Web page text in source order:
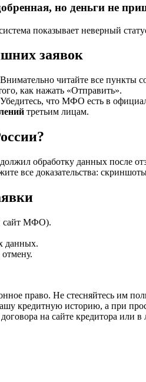
но деньги не
показывает неверный
заявок
Внимательно читайте все пункты
как нажать «Отправить».
Убедитесь, что МФО есть в
третьим лицам.
обработку данных после
все доказательства:
сайт МФО).
данных.
право. Не стесняйтесь им
кредитную историю, а при
на сайте кредитора или